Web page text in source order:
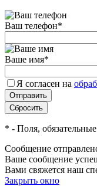
Ваш телефон*
Ваше имя*
Я согласен на
* - Поля,
Сообщение
Ваше сообщение
Вами свяжется наш
Закрыть окно